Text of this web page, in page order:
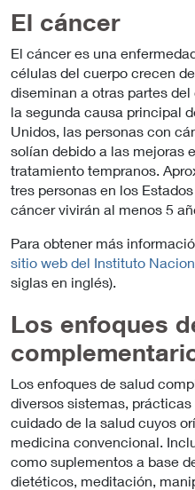
El cáncer
El cáncer es una
células del cuerpo crecen
diseminan a otras partes
la segunda causa principal
Unidos, las personas con
solían debido a las mejoras
tratamiento tempranos.
tres personas en los
cáncer vivirán al menos 5
Para obtener más
sitio web del Instituto
siglas en inglés).
Los enfoques
Los enfoques de salud
diversos sistemas,
cuidado de la salud cuyos
medicina convencional.
como suplementos a base
dietéticos, meditación,